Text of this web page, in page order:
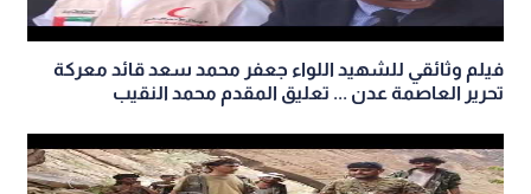
فيلم وثائقي للشهيد اللواء جعفر محمد سعد قائد معركة
تحرير العاصمة عدن ... تعليق المقدم محمد النقيب